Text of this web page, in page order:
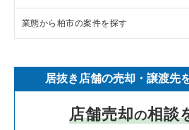
中華の居抜き売却物件の案件一覧
寿司の居抜き売却物件の案件一覧
焼肉の居抜き売却物件の案件一覧
千葉県の飲食店の居抜き売却物件の案件
神奈川県の飲食店の居抜き売却物件の
大阪府の飲食店の居抜き売却物件の案件
鎌ヶ谷市の飲食店の居抜き売却物件の案
浦安市の飲食店の居抜き売却物件の案
市川市の飲食店の居抜き売却物件の案件
千葉県のラーメンの居抜き売却物件の案
千葉県のイタリア料理の居抜き売却物
千葉県の中華の居抜き売却物件の案件一
業態から柏市の案件を探す
柏市のイタリア料理の居抜き売却物件
柏市の焼肉の居抜き売却物件の案件一
居抜き店舗の売却・譲渡先
店舗売却の相談